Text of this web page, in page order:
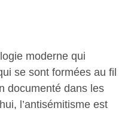
moderne qui
se sont formées au fil
documenté dans les
l’antisémitisme est